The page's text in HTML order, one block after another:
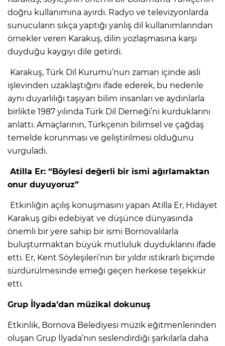
doğru kullanımına ayırdı. Radyo ve televizyonlarda
sunucuların sıkça yaptığı yanlış dil kullanımlarından
örnekler veren Karakuş, dilin yozlaşmasına karşı
duyduğu kaygıyı dile getirdi.
Karakuş, Türk Dil Kurumu’nun zaman içinde asli
işlevinden uzaklaştığını ifade ederek, bu nedenle
aynı duyarlılığı taşıyan bilim insanları ve aydınlarla
birlikte 1987 yılında Türk Dil Derneği’ni kurduklarını
anlattı. Amaçlarının, Türkçenin bilimsel ve çağdaş
temelde korunması ve geliştirilmesi olduğunu
vurguladı.
Atilla Er: “Böylesi değerli bir ismi ağırlamaktan
onur duyuyoruz”
Etkinliğin açılış konuşmasını yapan Atilla Er, Hidayet
Karakuş gibi edebiyat ve düşünce dünyasında
önemli bir yere sahip bir ismi Bornovalılarla
buluşturmaktan büyük mutluluk duyduklarını ifade
etti. Er, Kent Söyleşileri’nin bir yıldır istikrarlı biçimde
sürdürülmesinde emeği geçen herkese teşekkür
etti.
Grup İlyada’dan müzikal dokunuş
Etkinlik, Bornova Belediyesi müzik eğitmenlerinden
oluşan Grup İlyada’nın seslendirdiği şarkılarla daha